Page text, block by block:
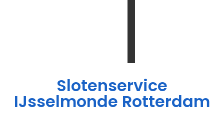
Slotenservice
IJsselmonde Rotterdam